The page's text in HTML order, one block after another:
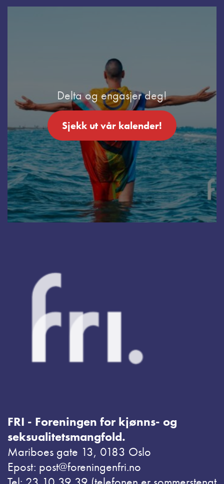
Delta og engasjer deg!
Sjekk ut vår kalender!
FRI - Foreningen for kjønns- og
seksualitetsmangfold.
Mariboes gate 13, 0183 Oslo
Epost: post@foreningenfri.no